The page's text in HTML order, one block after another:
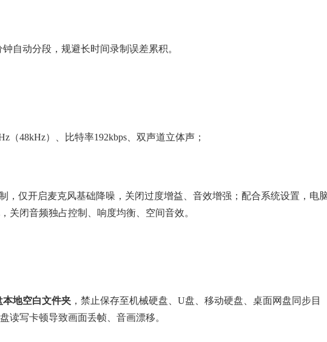
自动分段，规避长时间录制误差累积。
（48kHz）、比特率192kbps、双声道立体声；
，仅开启麦克风基础降噪，关闭过度增益、音效增强；配合系统设置，电
关闭音频独占控制、响度均衡、空间音效。
本地空白文件夹 ，禁止保存至机械硬盘、U盘、移动硬盘、桌面网盘同步目
读写卡顿导致画面丢帧、音画漂移。